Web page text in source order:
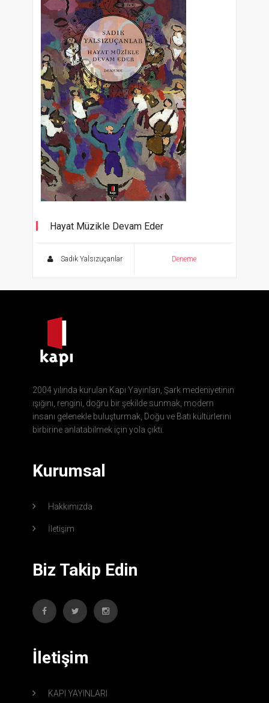
Hayat Müzikle Devam Eder
Sadık Yalsızuçanlar Deneme
2004 yılında kurulan Kapı Yayınları, Şark medeniyetinin
ışığını, rengini, doğru bir şekilde sunmak, modern
insanı gelenekle buluşturmak, Doğu ve Batı kültürlerini
birbirine anlatabilmek için yola çıktı.
Kurumsal
Hakkımızda
İletişim
Biz Takip Edin
İletişim
KAPI YAYINLARI